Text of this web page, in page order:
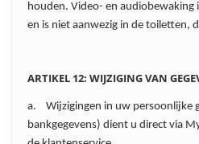
houden. Video- en audiobewaking
en is niet aanwezig in de toiletten,
ARTIKEL 12: WIJZIGING VAN
a. Wijzigingen in uw persoonlijke
bankgegevens) dient u direct via